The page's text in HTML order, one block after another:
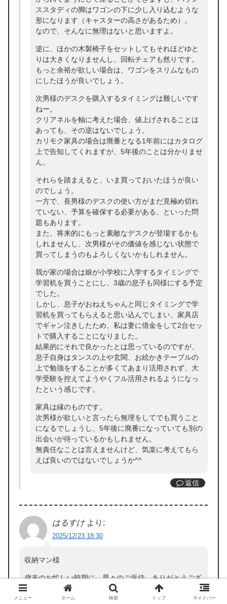
ススタディの脚はワゴンの下に少し入り込むような
形になります（キャスターの高さがあるため）。
なので、そんなに無理はないと思いますよ。
逆に、ほかの木製椅子をセットしてもそれほどゆと
りは大きくなりませんし、回転チェアも然りです。
もっと余裕が欲しい場合は、ワゴンをスリムなもの
にしたほうが良いでしょう。
次男様のデスクを購入するタイミングは難しいです
ねー。
クリアネルを軸に考えた場合、値上げされることは
あっても、その逆はないでしょう。
カリモク家具の場合は廃番となる1年前にはカタログ
上で告知してくれますが、5年後のことは分かりませ
ん。
それらを踏まえると、いま買っておいたほうが良い
のでしょう。
一方で、長男様のデスクの使い方がまだ見極め切れ
ていない、予算を確保する必要がある、といった問
題もあります。
また、将来的にもっと素敵なデスクが登場するかも
しれませんし、次男様がその価値を感じない状態で
買ってしまうのもよろしくないかもしれません。
我が家の場合は娘が小学校に入学するタイミングで
学習机を買うことにし、3歳の息子も同様にする予定
でした。
しかし、息子がおねえちゃんと同じタイミングで学
習机を買ってもらえると思い込んでしまい、家具店
でギャン泣きしたため、私は妻に借金をして2台セッ
トで購入することになりました。
結果的にそれで良かったとは思っているのですが、
息子自身はタンスの上や玄関、お絵かきテーブルの
上で勉強をすることが多くてあまり活用されず、大
学受験を控えてようやくフル活用されるようになっ
たという感じです。
家具は縁のものです。
次男様が欲しいと言ったら無理をしてでも買うこと
になるでしょうし、5年後に廃番になっていても別の
出会いが待っているかもしれません。
無責任なことは言えませんけど、気楽に考えてもら
えば良いのではないでしょうか^^
返信
はるすけ より:
2025/12/23 18:30
収納マン様
歳末のお忙しい時期に、早々のご返信、ありがとうござ
いました(;▽;)
おかげで、買ったあとのやらかした〜（よくやります
メニュー ホーム 検索 トップ サイドバー